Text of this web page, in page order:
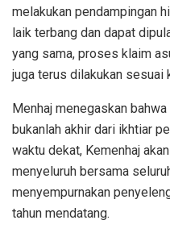
melakukan pendampingan
laik terbang dan dapat
yang sama, proses klaim
juga terus dilakukan sesuai
Menhaj menegaskan
bukanlah akhir dari ikhtiar
waktu dekat, Kemenhaj
menyeluruh bersama
menyempurnakan
tahun mendatang.